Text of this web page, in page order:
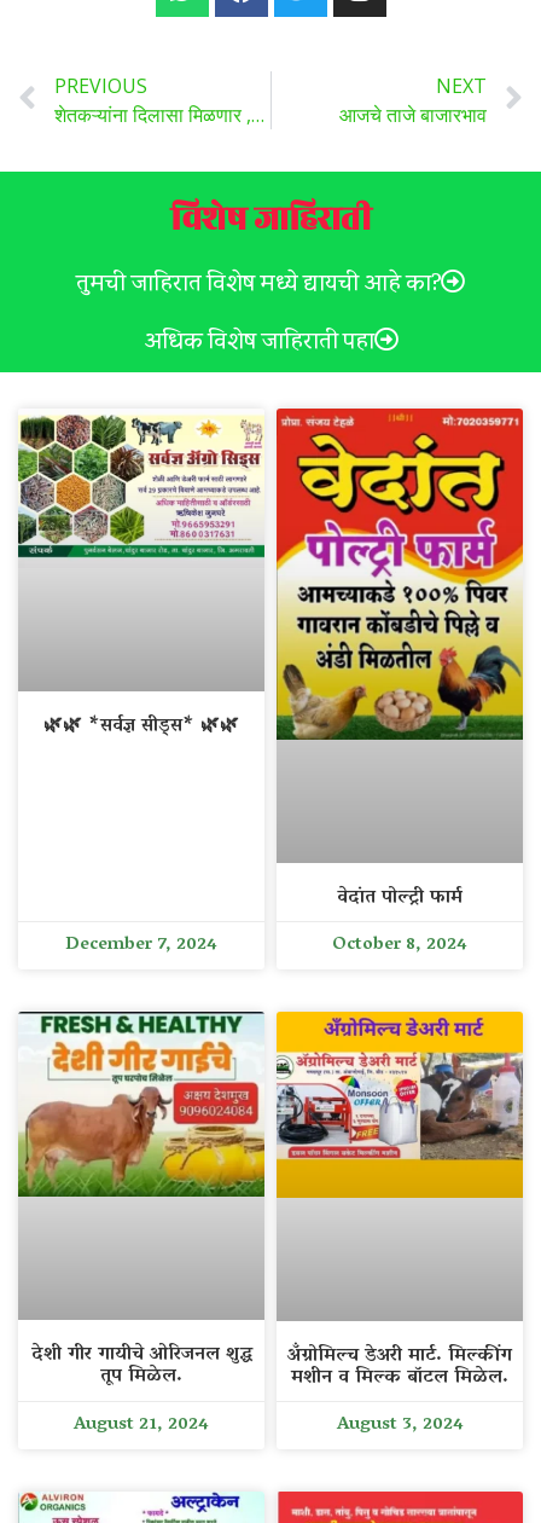
PREVIOUS
शेतकऱ्यांना दिलासा मिळणार ,पुणे जिल्हा बँकेकडून शेतकऱ्यांना एका महिन्यात १३०० कोटींचे पीककर्ज…
NEXT
आजचे ताजे बाजारभाव
विशेष जाहिराती
तुमची जाहिरात विशेष मध्ये द्यायची आहे का?
अधिक विशेष जाहिराती पहा
🌿🌿 *सर्वज्ञ सीड्स* 🌿🌿
December 7, 2024
वेदांत पोल्ट्री फार्म
October 8, 2024
देशी गीर गायीचे ओरिजनल शुद्ध
तूप मिळेल.
August 21, 2024
अँग्रोमिल्च डेअरी मार्ट. मिल्कींग
मशीन व मिल्क बॉटल मिळेल.
August 3, 2024